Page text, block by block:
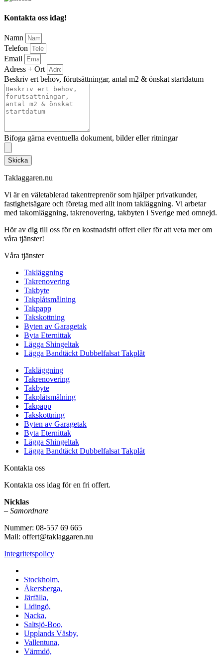
Kontakta oss idag!
Namn
Telefon
Email
Adress + Ort
Beskriv ert behov, förutsättningar, antal m2 & önskat startdatum
Bifoga gärna eventuella dokument, bilder eller ritningar
Skicka
Taklaggaren.nu
Vi är en väletablerad takentreprenör som hjälper privatkunder,
fastighetsägare och företag med allt inom takläggning. Vi arbetar
med takomläggning, takrenovering, takbyten i Sverige med omnejd.
Hör av dig till oss för en kostnadsfri offert eller för att veta mer om
våra tjänster!
Våra tjänster
Takläggning
Takrenovering
Takbyte
Takplåtsmålning
Takpapp
Takskottning
Byten av Garagetak
Byta Eternittak
Lägga Shingeltak
Lägga Bandtäckt Dubbelfalsat Takplåt
Takläggning
Takrenovering
Takbyte
Takplåtsmålning
Takpapp
Takskottning
Byten av Garagetak
Byta Eternittak
Lägga Shingeltak
Lägga Bandtäckt Dubbelfalsat Takplåt
Kontakta oss
Kontakta oss idag för en fri offert.
Nicklas
– Samordnare
Nummer: 08-557 69 665
Mail: offert@taklaggaren.nu
Integritetspolicy
Stockholm,
Åkersberga,
Järfälla,
Lidingö,
Nacka,
Saltsjö-Boo,
Upplands Väsby,
Vallentuna,
Värmdö,